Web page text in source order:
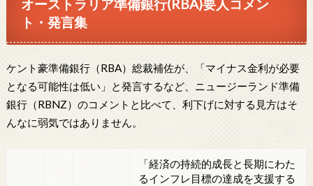
オーストラリア準備銀行(RBA)要人コメン
ト・発言集
ケント豪準備銀行（RBA）総裁補佐が、「マイナス金利が必要
となる可能性は低い」と発言するなど、ニュージーランド準備
銀行（RBNZ）のコメントと比べて、利下げに対する見方はそ
んなに弱気ではありません。
「経済の持続的成長と長期にわた
るインフレ目標の達成を支援する